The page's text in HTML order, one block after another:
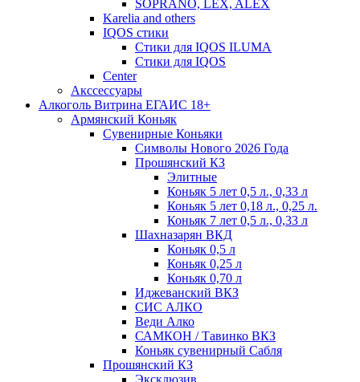
SOPRANO, LEX, ALEX
Karelia and others
IQOS стики
Стики для IQOS ILUMA
Стики для IQOS
Сenter
Акссессуары
Алкоголь Витрина ЕГАИС 18+
Армянский Коньяк
Сувенирные Коньяки
Символы Нового 2026 Года
Прошянский КЗ
Элитные
Коньяк 5 лет 0,5 л., 0,33 л
Коньяк 5 лет 0,18 л., 0,25 л.
Коньяк 7 лет 0,5 л., 0,33 л
Шахназарян ВКД
Коньяк 0,5 л
Коньяк 0,25 л
Коньяк 0,70 л
Иджеванский ВКЗ
СИС АЛКО
Веди Алко
САМКОН / Тавинко ВКЗ
Коньяк сувенирный Сабля
Прошянский КЗ
Эксклюзив